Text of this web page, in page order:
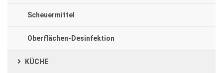
Scheuermittel
Oberflächen-Desinfektion
KÜCHE